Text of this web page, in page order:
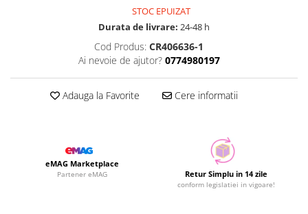
STOC EPUIZAT
Durata de livrare: 24-48 h
Cod Produs: CR406636-1
Ai nevoie de ajutor? 0774980197
Adauga la Favorite Cere informatii
eMAG Marketplace
Partener eMAG Retur Simplu in 14 zile
conform legislatiei in vigoare!